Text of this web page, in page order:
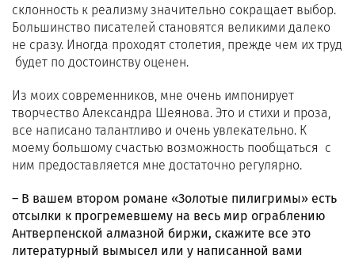
склонность к реализму значительно сокращает выбор.
Большинство писателей становятся великими далеко
не сразу. Иногда проходят столетия, прежде чем их труд
будет по достоинству оценен.
Из моих современников, мне очень импонирует
творчество Александра Шеянова. Это и стихи и проза,
все написано талантливо и очень увлекательно. К
моему большому счастью возможность пообщаться с
ним предоставляется мне достаточно регулярно.
– В вашем втором романе «Золотые пилигримы» есть
отсылки к прогремевшему на весь мир ограблению
Антверпенской алмазной биржи, скажите все это
литературный вымысел или у написанной вами